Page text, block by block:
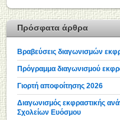
Πρόσφατα άρθρα
Βραβεύσεις διαγωνισμών
Πρόγραμμα διαγωνισμού
Γιορτή αποφοίτησης 2026
Διαγωνισμός εκφραστικής
Σχολείων Ευόσμου